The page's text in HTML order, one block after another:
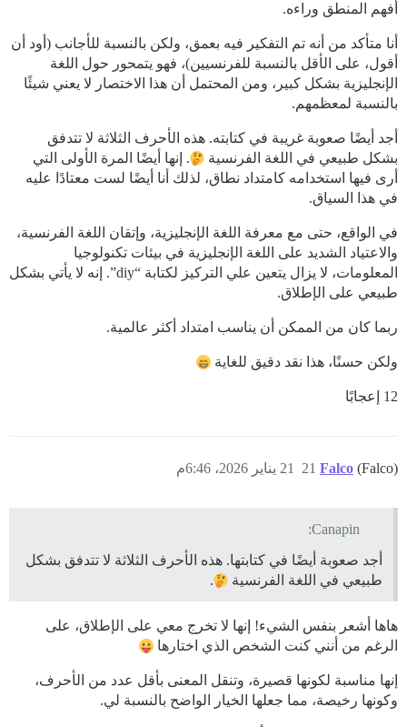
أفهم المنطق وراءه.
أنا متأكد من أنه تم التفكير فيه بعمق، ولكن بالنسبة للأجانب (أود أن
أقول، على الأقل بالنسبة للفرنسيين)، فهو يتمحور حول اللغة
الإنجليزية بشكل كبير، ومن المحتمل أن هذا الاختصار لا يعني شيئًا
بالنسبة لمعظمهم.
أجد أيضًا صعوبة غريبة في كتابته. هذه الأحرف الثلاثة لا تتدفق
بشكل طبيعي في اللغة الفرنسية
. إنها أيضًا المرة الأولى التي
أرى فيها استخدامه كامتداد نطاق، لذلك أنا أيضًا لست معتادًا عليه
في هذا السياق.
في الواقع، حتى مع معرفة اللغة الإنجليزية، وإتقان اللغة الفرنسية،
والاعتياد الشديد على اللغة الإنجليزية في بيئات تكنولوجيا
المعلومات، لا يزال يتعين علي التركيز لكتابة “diy”. إنه لا يأتي بشكل
طبيعي على الإطلاق.
ربما كان من الممكن أن يناسب امتداد أكثر عالمية.
ولكن حسنًا، هذا نقد دقيق للغاية
12 إعجابًا
Falco (Falco) 21 يناير 2026، 6:46م 21
Canapin:
أجد صعوبة أيضًا في كتابتها. هذه الأحرف الثلاثة لا تتدفق بشكل
طبيعي في اللغة الفرنسية
.
هاها أشعر بنفس الشيء! إنها لا تخرج معي على الإطلاق، على
الرغم من أنني كنت الشخص الذي اختارها
إنها مناسبة لكونها قصيرة، وتنقل المعنى بأقل عدد من الأحرف،
وكونها رخيصة، مما جعلها الخيار الواضح بالنسبة لي.